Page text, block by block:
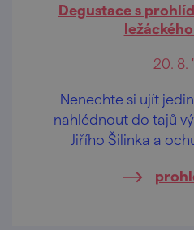
Degustace s
20. 8.
Nenechte si ujít
nahlédnout do tajů
Jiřího Šilinka a